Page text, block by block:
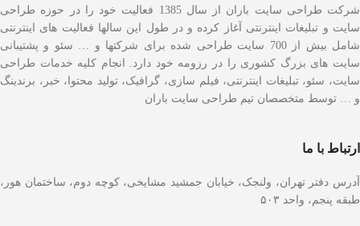
شرکت طراحی سایت باران از سال 1385 فعالیت خود را در حوزه طراحی
سایت و تبلیغات اینترنتی آغاز کرده و در طول این سالها فعالیت های اینترنتی
شامل بیش از 700 سایت طراحی شده برای شرکتها و … سئو و پشتیبانی
سایت های بزرگ کشوری را در رزومه خود دارد. انجام کلیه خدمات طراحی
سایت، سئو، تبلیغات اینترنتی، فیلم سازی، گرافیک، تولید محتوا، خبر، برندینگ
و … توسط متخصصان تیم طراحی سایت باران
ارتباط با ما
آدرس دفتر تهران، ولنجک، خیابان جمشید مشایخی، کوچه دوم، ساختمان هور،
طبقه پنجم، واحد ۵۰۳